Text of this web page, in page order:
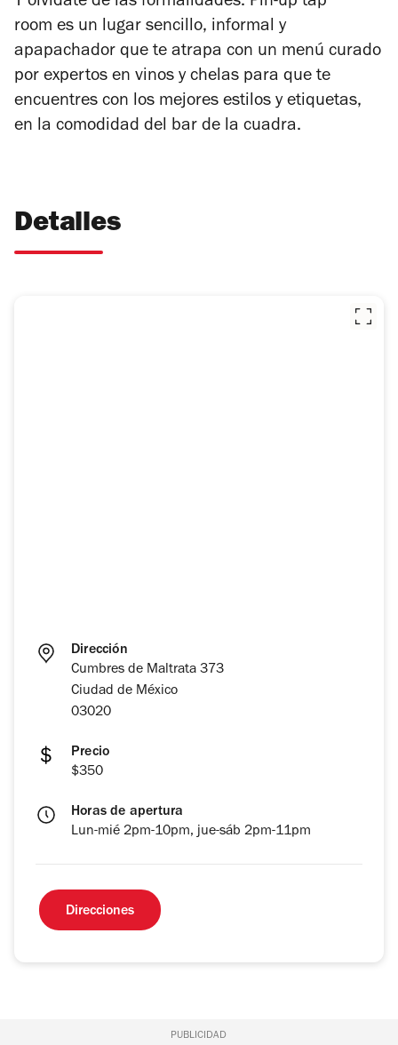
room es un lugar sencillo, informal y
apapachador que te atrapa con un menú curado
por expertos en vinos y chelas para que te
encuentres con los mejores estilos y etiquetas,
en la comodidad del bar de la cuadra.
Detalles
Dirección
Cumbres de Maltrata 373
Ciudad de México
03020
Precio
$350
Horas de apertura
Lun-mié 2pm-10pm, jue-sáb 2pm-11pm
Direcciones
PUBLICIDAD